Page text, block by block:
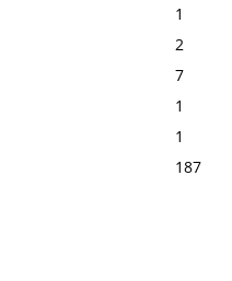
1
2
7
1
1
187